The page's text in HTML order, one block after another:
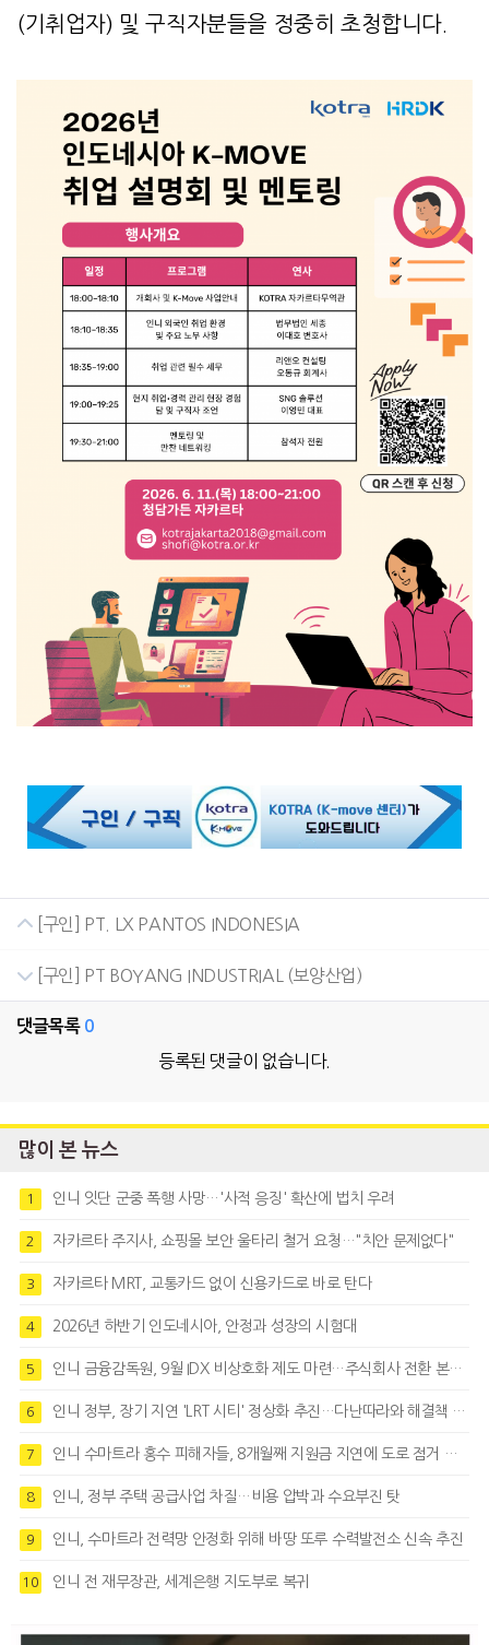
(기취업자) 및 구직자분들을 정중히 초청합니다.
[구인] PT. LX PANTOS INDONESIA
[구인] PT BOYANG INDUSTRIAL (보양산업)
댓글목록 0
등록된 댓글이 없습니다.
많이 본 뉴스
1 인니 잇단 군중 폭행 사망…'사적 응징' 확산에 법치 우려
2 자카르타 주지사, 쇼핑몰 보안 울타리 철거 요청…"치안 문제없다"
3 자카르타 MRT, 교통카드 없이 신용카드로 바로 탄다
4 2026년 하반기 인도네시아, 안정과 성장의 시험대
5 인니 금융감독원, 9월 IDX 비상호화 제도 마련…주식회사 전환 본격화
6 인니 정부, 장기 지연 'LRT 시티' 정상화 추진…다난따라와 해결책 모색
7 인니 수마트라 홍수 피해자들, 8개월째 지원금 지연에 도로 점거 시위
8 인니, 정부 주택 공급사업 차질…비용 압박과 수요부진 탓
9 인니, 수마트라 전력망 안정화 위해 바땅 또루 수력발전소 신속 추진
10 인니 전 재무장관, 세계은행 지도부로 복귀